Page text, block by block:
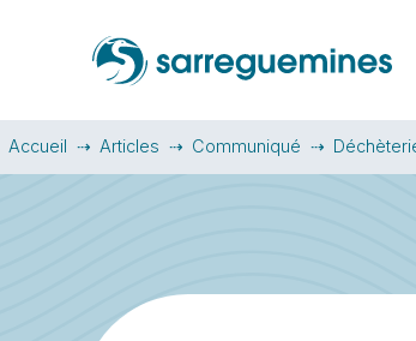
Accueil Articles Communiqué